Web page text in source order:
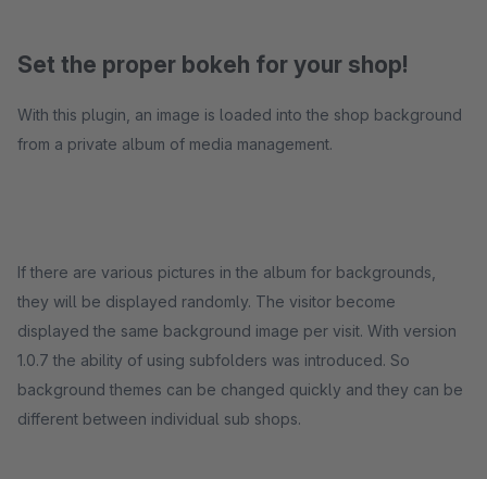
Set the proper bokeh for your shop!
With this plugin, an image is loaded into the shop background
from a private album of media management.
If there are various pictures in the album for backgrounds,
they will be displayed randomly. The visitor become
displayed the same background image per visit. With version
1.0.7 the ability of using subfolders was introduced. So
background themes can be changed quickly and they can be
different between individual sub shops.